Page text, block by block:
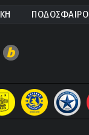
ΠΟΔΟΣΦΑΙΡΟ